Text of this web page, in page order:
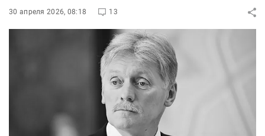
30 апреля 2026, 08:18 13